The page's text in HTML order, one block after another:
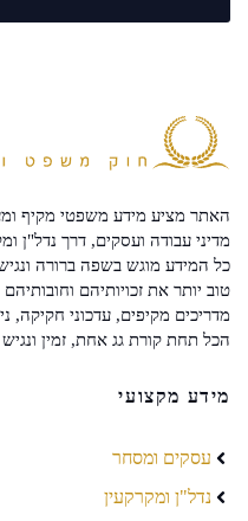
האתר מציע מידע משפטי מקיף
מדיני עבודה ועסקים, דרך נדל"ן
כל המידע מוגש בשפה ברורה
טוב יותר את זכויותיהם
מדריכים מקיפים, עדכוני חקיקה,
הכל תחת קורת גג אחת, זמין
מידע מקצועי
עסקים ומסחר
נדל"ן ומקרקעין